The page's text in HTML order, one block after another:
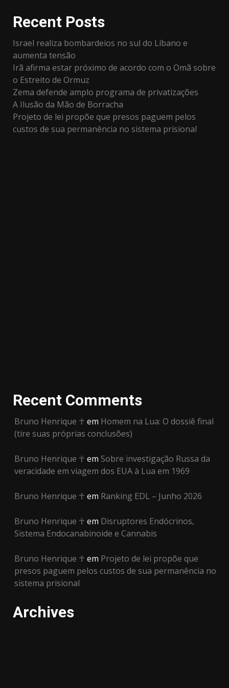
Recent Posts
Israel realiza bombardeios no sul do Líbano e
aumenta tensão
Irã afirma estar próximo de acordo com o Omã sobre
o Estreito de Ormuz
Zema defende amplo programa de privatizações
A Ilusão da Mão de Borracha
Projeto de lei propõe que presos paguem pelos
custos de sua permanência no sistema prisional
Recent Comments
Bruno Henrique ☥ em Homem na Lua: O dossiê final
(tire suas próprias conclusões)
Bruno Henrique ☥ em Sobre investigação Russa da
veracidade em viagem dos EUA à Lua em 1969
Bruno Henrique ☥ em Ranking EDL – Junho 2026
Bruno Henrique ☥ em Disruptores Endócrinos,
Sistema Endocanabinoide e Cannabis
Bruno Henrique ☥ em Projeto de lei propõe que
presos paguem pelos custos de sua permanência no
sistema prisional
Archives